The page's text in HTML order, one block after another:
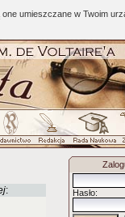
umieszczane w Twoim
: Hasło: